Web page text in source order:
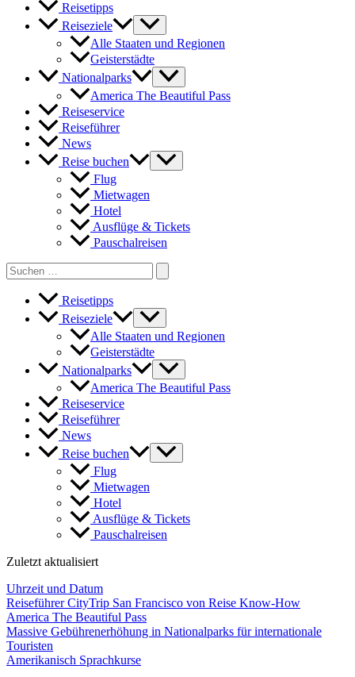
Reisetipps
Reiseziele
Alle Staaten und Regionen
Geisterstädte
Nationalparks
America The Beautiful Pass
Reiseservice
Reiseführer
News
Reise buchen
Flug
Mietwagen
Hotel
Ausflüge & Tickets
Pauschalreisen
Search
for:
Reisetipps
Reiseziele
Alle Staaten und Regionen
Geisterstädte
Nationalparks
America The Beautiful Pass
Reiseservice
Reiseführer
News
Reise buchen
Flug
Mietwagen
Hotel
Ausflüge & Tickets
Pauschalreisen
Zuletzt aktualisiert
Uhrzeit und Datum
Reiseführer CityTrip San Francisco von Reise Know-How
America The Beautiful Pass
Massive Gebührenerhöhung in Nationalparks für internationale
Touristen
Amerikanisch Sprachkurse